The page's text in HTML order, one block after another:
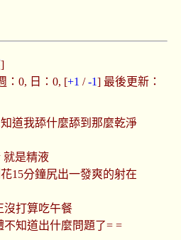
]
：0, 日：0, [+1 /-1] 最後更新：
道我舔什麼舔到那麼乾淨
就是精液
15分鐘尻出一發爽的射在
沒打算吃午餐
知道出什麼問題了= =